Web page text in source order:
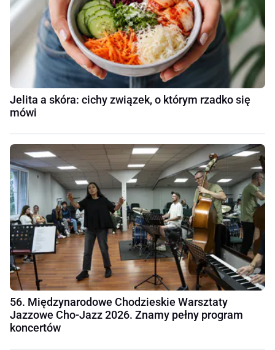
Jelita a skóra: cichy związek, o którym rzadko się
mówi
56. Międzynarodowe Chodzieskie Warsztaty
Jazzowe Cho-Jazz 2026. Znamy pełny program
koncertów